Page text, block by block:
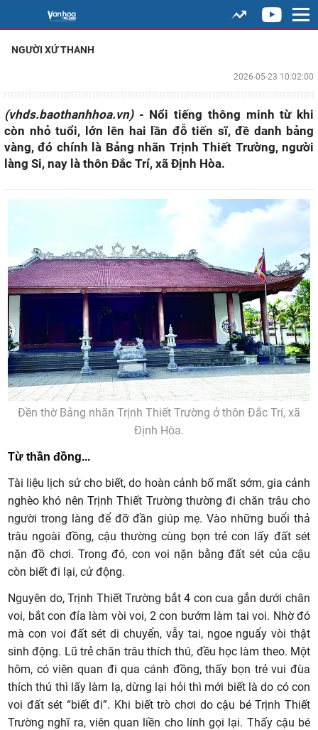
NGƯỜI XỨ THANH
2026-05-23 10:02:00
(vhds.baothanhhoa.vn)- Nổi tiếng thông minh từ khi
còn nhỏ tuổi, lớn lên hai lần đỗ tiến sĩ, đề danh bảng
vàng, đó chính là Bảng nhãn Trịnh Thiết Trường, người
làng Si, nay là thôn Đắc Trí, xã Định Hòa.
Đền thờ Bảng nhãn Trịnh Thiết Trường ở thôn Đắc Trí, xã
Định Hòa.
Từ thần đồng...
Tài liệu lịch sử cho biết, do hoàn cảnh bố mất sớm, gia cảnh
nghèo khó nên Trịnh Thiết Trường thường đi chăn trâu cho
người trong làng để đỡ đần giúp mẹ. Vào những buổi thả
trâu ngoài đồng, cậu thường cùng bọn trẻ con lấy đất sét
nặn đồ chơi. Trong đó, con voi nặn bằng đất sét của cậu
còn biết đi lại, cử động.
Nguyên do, Trịnh Thiết Trường bắt 4 con cua gắn dưới chân
voi, bắt con đỉa làm vòi voi, 2 con bướm làm tai voi. Nhờ đó
mà con voi đất sét di chuyển, vẫy tai, ngoe nguẩy vòi thật
sinh động. Lũ trẻ chăn trâu thích thú, đều học làm theo. Một
hôm, có viên quan đi qua cánh đồng, thấy bọn trẻ vui đùa
thích thú thì lấy làm lạ, dừng lại hỏi thì mới biết là do có con
voi đất sét “biết đi”. Khi biết trò chơi do cậu bé Trịnh Thiết
Trường nghĩ ra, viên quan liền cho lính gọi lại. Thấy cậu bé